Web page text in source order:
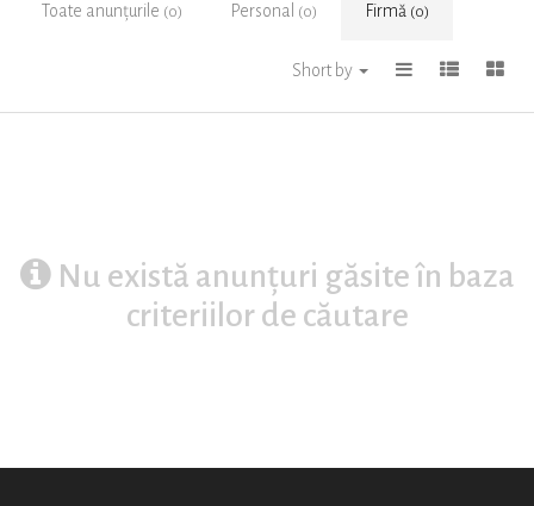
Toate anunțurile (0) Personal (0) Firmă (0)
Short by
Nu există anunțuri găsite în baza
criteriilor de căutare